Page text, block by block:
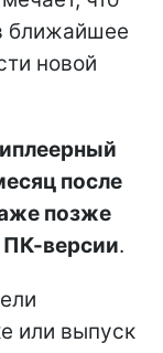
ближайшее
новой
после
позже
версии.
или выпуск